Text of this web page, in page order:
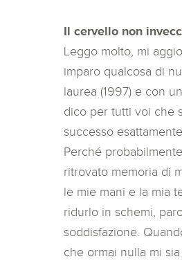
Il cervello non
Leggo molto, mi
imparo qualcosa di
laurea (1997) e con
dico per tutti voi che
successo
Perché
ritrovato memoria di
le mie mani e la mia
ridurlo in schemi,
soddisfazione.
che ormai nulla mi